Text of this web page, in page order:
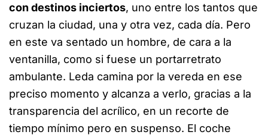
con destinos inciertos, uno entre los tantos que
cruzan la ciudad, una y otra vez, cada día. Pero
en este va sentado un hombre, de cara a la
ventanilla, como si fuese un portarretrato
ambulante. Leda camina por la vereda en ese
preciso momento y alcanza a verlo, gracias a la
transparencia del acrílico, en un recorte de
tiempo mínimo pero en suspenso. El coche